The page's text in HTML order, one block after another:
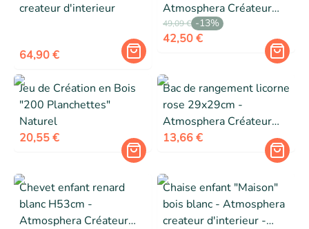
createur d'interieur
64,90 €
Atmosphera Créateur
d'intérieur
49,09 € -13%
42,50 €
Jeu de Création en Bois
"200 Planchettes"
Naturel
20,55 €
Bac de rangement licorne
rose 29x29cm -
Atmosphera Créateur
d'intérieur
13,66 €
Chevet enfant renard
blanc H53cm -
Atmosphera Créateur
Chaise enfant "Maison"
bois blanc - Atmosphera
createur d'interieur -